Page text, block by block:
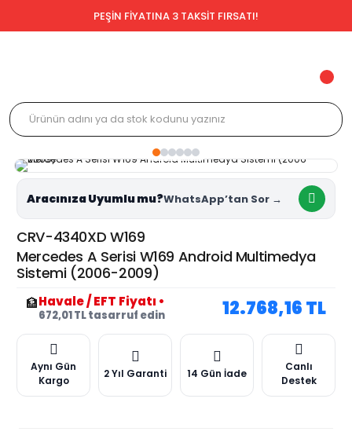
PEŞİN FİYATINA 3 TAKSİT FIRSATI!
Aracınıza Uyumlu mu?
CRV-4340XD W169
Mercedes A Serisi W169 Android Multimedya
Sistemi (2006-2009)
🏦Havale / EFT Fiyatı •
672,01 TL tasarruf edin 12.768,16 TL
Aynı Gün
Kargo
2 Yıl Garanti 14 Gün İade
Canlı
Destek